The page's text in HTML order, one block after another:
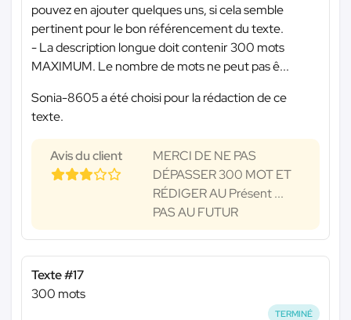
pouvez en ajouter quelques uns, si cela semble
pertinent pour le bon référencement du texte.
- La description longue doit contenir 300 mots
MAXIMUM. Le nombre de mots ne peut pas ê...
Sonia-8605 a été choisi pour la rédaction de ce
texte.
Avis du client
MERCI DE NE PAS
DÉPASSER 300 MOT ET
RÉDIGER AU Présent ...
PAS AU FUTUR
Texte #17
300 mots
TERMINÉ